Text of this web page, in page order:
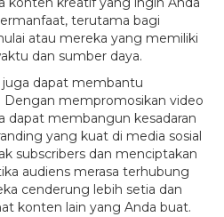
terutama bagi
atau mereka yang memiliki
dan sumber daya.
juga dapat membantu
Dengan mempromosikan video
dapat membangun kesadaran
yang kuat di media sosial
subscribers dan menciptakan
audiens merasa terhubung
cenderung lebih setia dan
konten lain yang Anda buat.